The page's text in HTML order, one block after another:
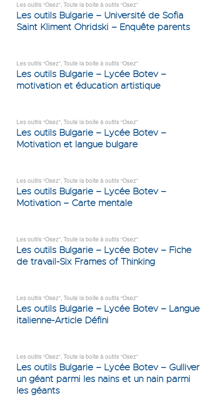
Les outils “Osez”, Toute la boîte à outils “Osez”
Les outils Bulgarie – Université de Sofia
Saint Kliment Ohridski – Enquête parents
Les outils “Osez”, Toute la boîte à outils “Osez”
Les outils Bulgarie – Lycée Botev –
motivation et éducation artistique
Les outils “Osez”, Toute la boîte à outils “Osez”
Les outils Bulgarie – Lycée Botev –
Motivation et langue bulgare
Les outils “Osez”, Toute la boîte à outils “Osez”
Les outils Bulgarie – Lycée Botev –
Motivation – Carte mentale
Les outils “Osez”, Toute la boîte à outils “Osez”
Les outils Bulgarie – Lycée Botev – Fiche
de travail-Six Frames of Thinking
Les outils “Osez”, Toute la boîte à outils “Osez”
Les outils Bulgarie – Lycée Botev – Langue
italienne-Article Défini
Les outils “Osez”, Toute la boîte à outils “Osez”
Les outils Bulgarie – Lycée Botev – Gulliver
un géant parmi les nains et un nain parmi
les géants